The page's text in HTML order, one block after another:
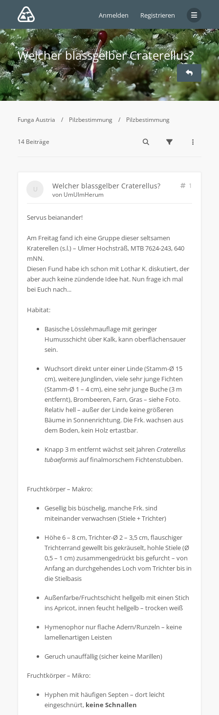
Anmelden Registrieren
Welcher blassgelber Craterellus?
Funga Austria Pilzbestimmung Pilzbestimmung
14 Beiträge
Welcher blassgelber Craterellus?
1
von UmUlmHerum
Servus beianander!
Am Freitag fand ich eine Gruppe dieser seltsamen
Kraterellen (s.l.) – Ulmer Hochsträß, MTB 7624-243, 640
mNN.
Diesen Fund habe ich schon mit Lothar K. diskutiert, der
aber auch keine zündende Idee hat. Nun frage ich mal
bei Euch nach...
Habitat:
Basische Lösslehmauflage mit geringer
Humusschicht über Kalk, kann oberflächensauer
sein.
Wuchsort direkt unter einer Linde (Stamm-Ø 15
cm), weitere Junglinden, viele sehr junge Fichten
(Stamm-Ø 1 – 4 cm), eine sehr junge Buche (3 m
entfernt), Brombeeren, Farn, Gras – siehe Foto.
Relativ hell – außer der Linde keine größeren
Bäume in Sonnenrichtung. Die Frk. wachsen aus
dem Boden, kein Holz ertastbar.
Knapp 3 m entfernt wächst seit Jahren Craterellus
tubaeformisauf finalmorschem Fichtenstubben.
Fruchtkörper – Makro:
Gesellig bis büschelig, manche Frk. sind
miteinander verwachsen (Stiele + Trichter)
Höhe 6 – 8 cm, Trichter-Ø 2 – 3,5 cm, flauschiger
Trichterrand gewellt bis gekräuselt, hohle Stiele (Ø
0,5 – 1 cm) zusammengedrückt bis gefurcht – von
Anfang an durchgehendes Loch vom Trichter bis in
die Stielbasis
Außenfarbe/Fruchtschicht hellgelb mit einen Stich
ins Apricot, innen feucht hellgelb – trocken weiß
Hymenophor nur flache Adern/Runzeln – keine
lamellenartigen Leisten
Geruch unauffällig (sicher keine Marillen)
Fruchtkörper – Mikro:
Hyphen mit häufigen Septen – dort leicht
eingeschnürt, keine Schnallen